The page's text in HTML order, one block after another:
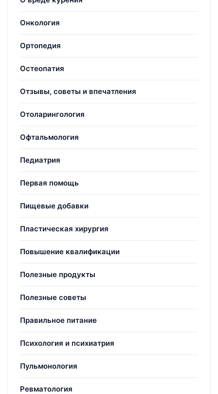
Онкология
Ортопедия
Остеопатия
Отзывы, советы и впечатления
Отоларингология
Офтальмология
Педиатрия
Первая помощь
Пищевые добавки
Пластическая хирургия
Повышение квалификации
Полезные продукты
Полезные советы
Правильное питание
Психология и психиатрия
Пульмонология
Ревматология